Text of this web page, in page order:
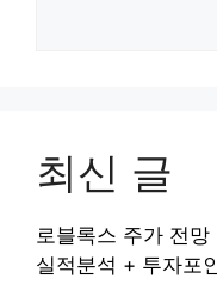
최신 글
로블록스 주가 전
실적분석 + 투자포